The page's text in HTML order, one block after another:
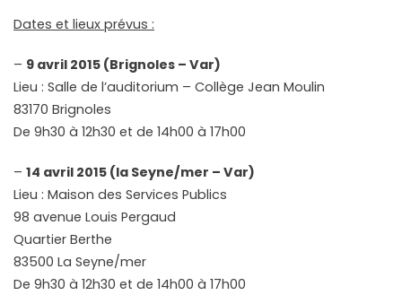
Dates et lieux prévus :
– 9 avril 2015 (Brignoles – Var)
Lieu : Salle de l’auditorium – Collège Jean Moulin
83170 Brignoles
De 9h30 à 12h30 et de 14h00 à 17h00
– 14 avril 2015 (la Seyne/mer – Var)
Lieu : Maison des Services Publics
98 avenue Louis Pergaud
Quartier Berthe
83500 La Seyne/mer
De 9h30 à 12h30 et de 14h00 à 17h00